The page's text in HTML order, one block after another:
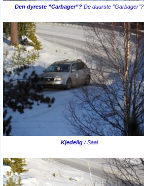
Den dyreste ”Carbager”? De duurste ”Garbager”?
Kjedelig/ Saai